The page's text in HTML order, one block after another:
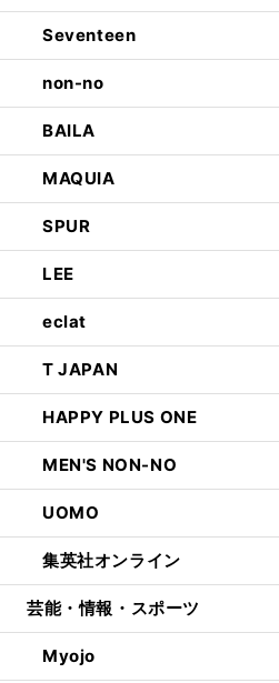
Seventeen
non-no
BAILA
MAQUIA
SPUR
LEE
eclat
T JAPAN
HAPPY PLUS ONE
MEN'S NON-NO
UOMO
集英社オンライン
芸能・情報・スポーツ
Myojo